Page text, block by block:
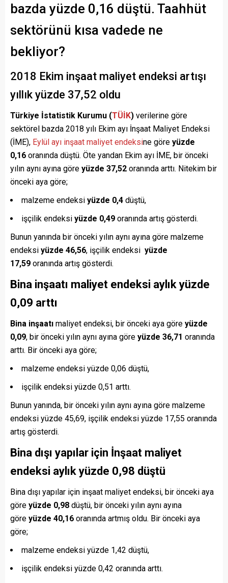
bazda yüzde 0,16 düştü. Taahhüt
sektörünü kısa vadede ne
bekliyor?
2018 Ekim inşaat maliyet endeksi artışı
yıllık yüzde 37,52 oldu
Türkiye İstatistik Kurumu (TÜİK) verilerine göre
sektörel bazda 2018 yılı Ekim ayı İnşaat Maliyet Endeksi
(İME), Eylül ayı inşaat maliyet endeksine göre yüzde
0,16 oranında düştü. Öte yandan Ekim ayı İME, bir önceki
yılın aynı ayına göre yüzde 37,52 oranında arttı. Nitekim bir
önceki aya göre;
malzeme endeksi yüzde 0,4 düştü,
işçilik endeksi yüzde 0,49 oranında artış gösterdi.
Bunun yanında bir önceki yılın aynı ayına göre malzeme
endeksi yüzde 46,56, işçilik endeksi yüzde
17,59 oranında artış gösterdi.
Bina inşaatı maliyet endeksi aylık yüzde
0,09 arttı
Bina inşaatı maliyet endeksi, bir önceki aya göre yüzde
0,09, bir önceki yılın aynı ayına göre yüzde 36,71 oranında
arttı. Bir önceki aya göre;
malzeme endeksi yüzde 0,06 düştü,
işçilik endeksi yüzde 0,51 arttı.
Bunun yanında, bir önceki yılın aynı ayına göre malzeme
endeksi yüzde 45,69, işçilik endeksi yüzde 17,55 oranında
artış gösterdi.
Bina dışı yapılar için İnşaat maliyet
endeksi aylık yüzde 0,98 düştü
Bina dışı yapılar için inşaat maliyet endeksi, bir önceki aya
göre yüzde 0,98 düştü, bir önceki yılın aynı ayına
göre yüzde 40,16 oranında artmış oldu. Bir önceki aya
göre;
malzeme endeksi yüzde 1,42 düştü,
işçilik endeksi yüzde 0,42 oranında arttı.